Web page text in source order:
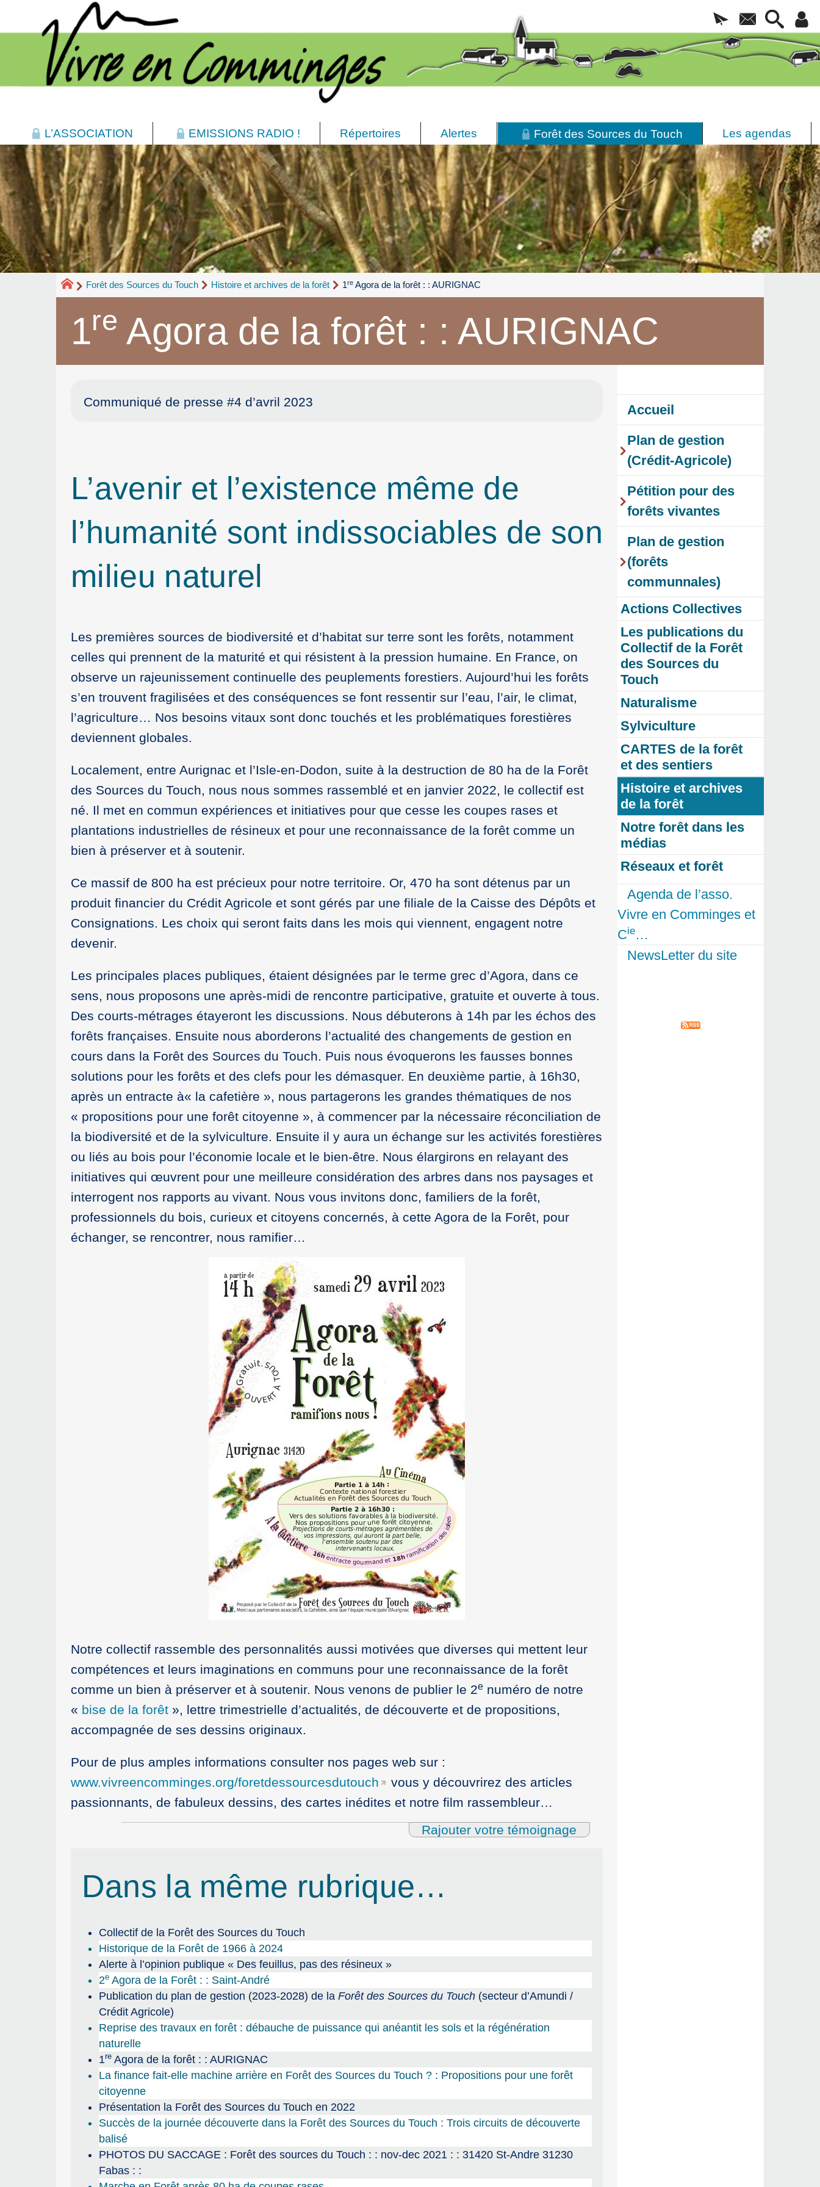
L’ASSOCIATION EMISSIONS RADIO ! Répertoires Alertes Forêt des Sources du Touch Les agendas
Forêt des Sources du Touch Histoire et archives de la forêt 1re Agora de la forêt : : AURIGNAC
1re Agora de la forêt : : AURIGNAC
Communiqué de presse #4 d’avril 2023
L’avenir et l’existence même de
l’humanité sont indissociables de son
milieu naturel
Les premières sources de biodiversité et d’habitat sur terre sont les forêts, notamment
celles qui prennent de la maturité et qui résistent à la pression humaine. En France, on
observe un rajeunissement continuelle des peuplements forestiers. Aujourd’hui les forêts
s’en trouvent fragilisées et des conséquences se font ressentir sur l’eau, l’air, le climat,
l’agriculture… Nos besoins vitaux sont donc touchés et les problématiques forestières
deviennent globales.
Localement, entre Aurignac et l’Isle-en-Dodon, suite à la destruction de 80 ha de la Forêt
des Sources du Touch, nous nous sommes rassemblé et en janvier 2022, le collectif est
né. Il met en commun expériences et initiatives pour que cesse les coupes rases et
plantations industrielles de résineux et pour une reconnaissance de la forêt comme un
bien à préserver et à soutenir.
Ce massif de 800 ha est précieux pour notre territoire. Or, 470 ha sont détenus par un
produit financier du Crédit Agricole et sont gérés par une filiale de la Caisse des Dépôts et
Consignations. Les choix qui seront faits dans les mois qui viennent, engagent notre
devenir.
Les principales places publiques, étaient désignées par le terme grec d’Agora, dans ce
sens, nous proposons une après-midi de rencontre participative, gratuite et ouverte à tous.
Des courts-métrages étayeront les discussions. Nous débuterons à 14h par les échos des
forêts françaises. Ensuite nous aborderons l’actualité des changements de gestion en
cours dans la Forêt des Sources du Touch. Puis nous évoquerons les fausses bonnes
solutions pour les forêts et des clefs pour les démasquer. En deuxième partie, à 16h30,
après un entracte à« la cafetière », nous partagerons les grandes thématiques de nos
« propositions pour une forêt citoyenne », à commencer par la nécessaire réconciliation de
la biodiversité et de la sylviculture. Ensuite il y aura un échange sur les activités forestières
ou liés au bois pour l’économie locale et le bien-être. Nous élargirons en relayant des
initiatives qui œuvrent pour une meilleure considération des arbres dans nos paysages et
interrogent nos rapports au vivant. Nous vous invitons donc, familiers de la forêt,
professionnels du bois, curieux et citoyens concernés, à cette Agora de la Forêt, pour
échanger, se rencontrer, nous ramifier…
Notre collectif rassemble des personnalités aussi motivées que diverses qui mettent leur
compétences et leurs imaginations en communs pour une reconnaissance de la forêt
comme un bien à préserver et à soutenir. Nous venons de publier le 2e numéro de notre
« bise de la forêt », lettre trimestrielle d’actualités, de découverte et de propositions,
accompagnée de ses dessins originaux.
Pour de plus amples informations consulter nos pages web sur :
www.vivreencomminges.org/foretdessourcesdutouch
vous y découvrirez des articles
passionnants, de fabuleux dessins, des cartes inédites et notre film rassembleur…
Rajouter votre témoignage
Dans la même rubrique…
Collectif de la Forêt des Sources du Touch
Historique de la Forêt de 1966 à 2024
Alerte à l’opinion publique « Des feuillus, pas des résineux »
2eAgora de la Forêt : : Saint-André
Publication du plan de gestion (2023-2028) de la Forêt des Sources du Touch(secteur d’Amundi /
Crédit Agricole)
Reprise des travaux en forêt : débauche de puissance qui anéantit les sols et la régénération
naturelle
1reAgora de la forêt : : AURIGNAC
La finance fait-elle machine arrière en Forêt des Sources du Touch ? : Propositions pour une forêt
citoyenne
Présentation la Forêt des Sources du Touch en 2022
Succès de la journée découverte dans la Forêt des Sources du Touch : Trois circuits de découverte
balisé
PHOTOS DU SACCAGE : Forêt des sources du Touch : : nov-dec 2021 : : 31420 St-Andre 31230
Fabas : :
Accueil
Plan de gestion
(Crédit-Agricole)
Pétition pour des
forêts vivantes
Plan de gestion
(forêts
communnales)
Actions Collectives
Les publications du
Collectif de la Forêt
des Sources du
Touch
Naturalisme
Sylviculture
CARTES de la forêt
et des sentiers
Histoire et archives
de la forêt
Notre forêt dans les
médias
Réseaux et forêt
Agenda de l’asso.
Vivre en Comminges et
Cie…
NewsLetter du site